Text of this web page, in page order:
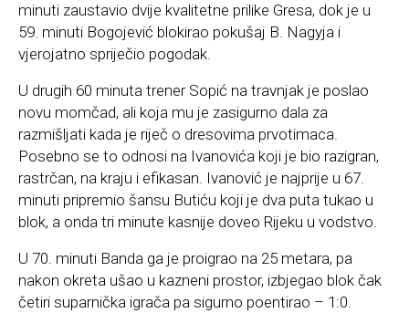
minuti zaustavio dvije kvalitetne prilike Gresa, dok je u
59. minuti Bogojević blokirao pokušaj B. Nagyja i
vjerojatno spriječio pogodak.
U drugih 60 minuta trener Sopić na travnjak je poslao
novu momčad, ali koja mu je zasigurno dala za
razmišljati kada je riječ o dresovima prvotimaca.
Posebno se to odnosi na Ivanovića koji je bio razigran,
rastrčan, na kraju i efikasan. Ivanović je najprije u 67.
minuti pripremio šansu Butiću koji je dva puta tukao u
blok, a onda tri minute kasnije doveo Rijeku u vodstvo.
U 70. minuti Banda ga je proigrao na 25 metara, pa
nakon okreta ušao u kazneni prostor, izbjegao blok čak
četiri suparnička igrača pa sigurno poentirao – 1:0.